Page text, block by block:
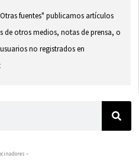
fuentes" publicamos artículos
de otros medios, notas de prensa, o
no registrados en
–